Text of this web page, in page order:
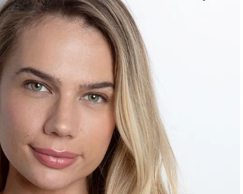
4º renda
5 º
bestbra
hot pants